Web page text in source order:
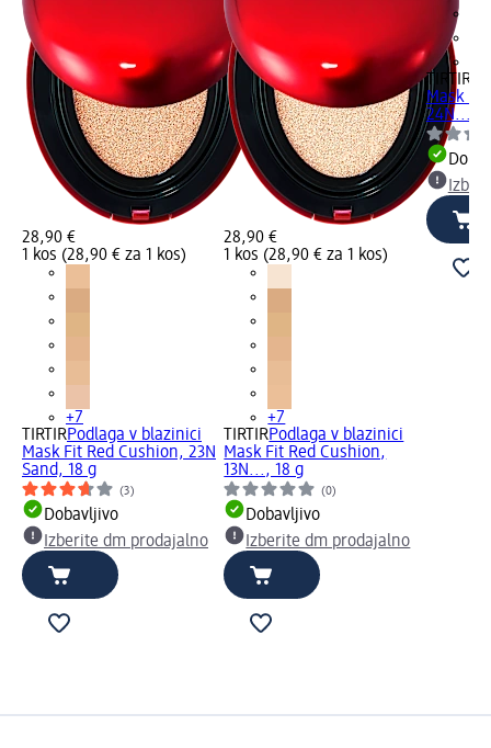
28,90 €
1 kos (28,90 € za 1 kos)
+7
TIRTIRPodlaga v blazinici
Mask Fit Red Cushion, 23N
Sand, 18 g
(3)
Dobavljivo
Izberite dm prodajalno
28,90 €
1 kos (28,90 € za 1 kos)
+7
TIRTIRPodlaga v blazinici
Mask Fit Red Cushion,
13N..., 18 g
(0)
Dobavljivo
Izberite dm prodajalno
TIRTIR
Mask Fit
24N...,